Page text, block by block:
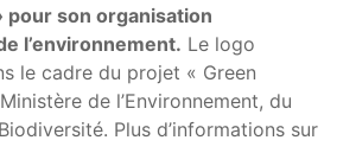
pour son organisation
l’environnement. Le logo
le cadre du projet « Green
de l’Environnement, du
Plus d’informations sur